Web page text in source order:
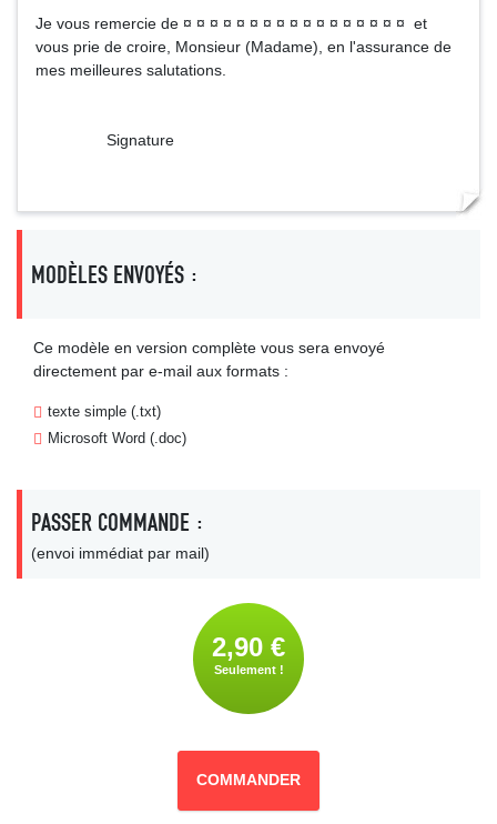
Je vous remercie de ¤ ¤ ¤ ¤ ¤ ¤ ¤ ¤ ¤ ¤ ¤ ¤ ¤ ¤ ¤ ¤ ¤ et
vous prie de croire, Monsieur (Madame), en l'assurance de
mes meilleures salutations.
Signature
MODÈLES ENVOYÉS :
Ce modèle en version complète vous sera envoyé
directement par e-mail aux formats :
texte simple (.txt)
Microsoft Word (.doc)
PASSER COMMANDE :
(envoi immédiat par mail)
2,90 €
Seulement !
COMMANDER